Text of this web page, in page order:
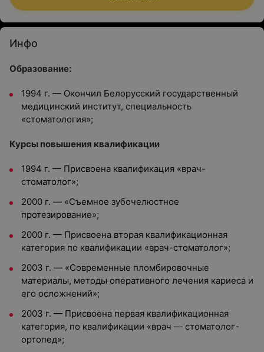
Инфо
Образование:
1994 г. — Окончил Белорусский государственный
медицинский институт, специальность
«стоматология»;
Курсы повышения квалификации
1994 г. — Присвоена квалификация «врач-
стоматолог»;
2000 г. — «Съемное зубочелюстное
протезирование»;
2000 г. — Присвоена вторая квалификационная
категория по квалификации «врач-стоматолог»;
2003 г. — «Современные пломбировочные
материалы, методы оперативного лечения кариеса и
его осложнений»;
2003 г. — Присвоена первая квалификационная
категория, по квалификации «врач — стоматолог-
ортопед»;